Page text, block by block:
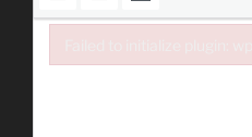
Failed to initialize plugin: